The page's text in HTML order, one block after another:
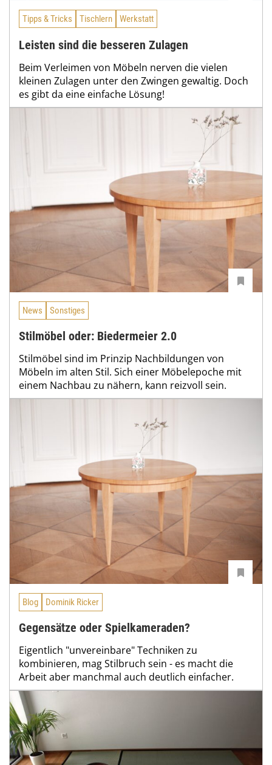
Tipps & Tricks Tischlern Werkstatt
Leisten sind die besseren Zulagen
Beim Verleimen von Möbeln nerven die vielen
kleinen Zulagen unter den Zwingen gewaltig. Doch
es gibt da eine einfache Lösung!
News Sonstiges
Stilmöbel oder: Biedermeier 2.0
Stilmöbel sind im Prinzip Nachbildungen von
Möbeln im alten Stil. Sich einer Möbelepoche mit
einem Nachbau zu nähern, kann reizvoll sein.
Blog Dominik Ricker
Gegensätze oder Spielkameraden?
Eigentlich "unvereinbare" Techniken zu
kombinieren, mag Stilbruch sein - es macht die
Arbeit aber manchmal auch deutlich einfacher.